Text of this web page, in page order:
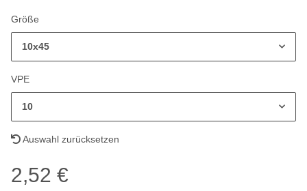
Größe
10x45
VPE
10
Auswahl zurücksetzen
2,52 €